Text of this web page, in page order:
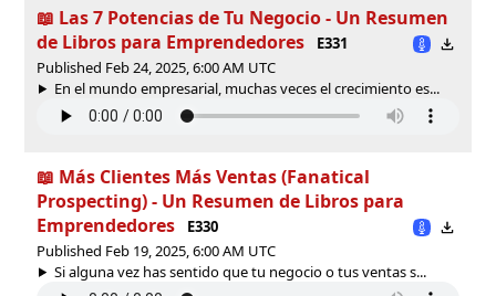
📖 Las 7 Potencias de Tu Negocio - Un Resumen
de Libros para Emprendedores
E331
Published Feb 24, 2025, 6:00 AM UTC
En el mundo empresarial, muchas veces el crecimiento es...
📖 Más Clientes Más Ventas (Fanatical
Prospecting) - Un Resumen de Libros para
Emprendedores
E330
Published Feb 19, 2025, 6:00 AM UTC
Si alguna vez has sentido que tu negocio o tus ventas s...